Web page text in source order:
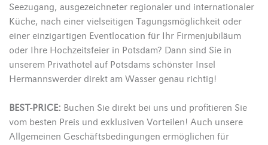
Seezugang, ausgezeichneter regionaler und internationaler
Küche, nach einer vielseitigen Tagungsmöglichkeit oder
einer einzigartigen Eventlocation für Ihr Firmenjubiläum
oder Ihre Hochzeitsfeier in Potsdam? Dann sind Sie in
unserem Privathotel auf Potsdams schönster Insel
Hermannswerder direkt am Wasser genau richtig!
BEST-PRICE: Buchen Sie direkt bei uns und profitieren Sie
vom besten Preis und exklusiven Vorteilen! Auch unsere
Allgemeinen Geschäftsbedingungen ermöglichen für